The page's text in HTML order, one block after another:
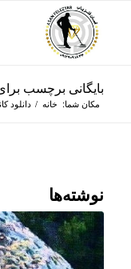
بایگانی برچسب
مکان شما: خانه / دانلود
نوشته‌ها